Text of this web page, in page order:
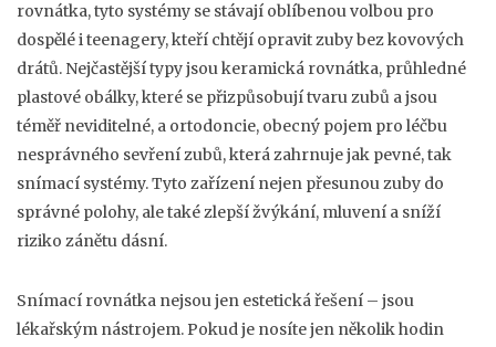
rovnátka, tyto systémy se stávají oblíbenou volbou pro
dospělé i teenagery, kteří chtějí opravit zuby bez kovových
drátů. Nejčastější typy jsoukeramická rovnátka, průhledné
plastové obálky, které se přizpůsobují tvaru zubů a jsou
téměř neviditelné, a ortodoncie, obecný pojem pro léčbu
nesprávného sevření zubů, která zahrnuje jak pevné, tak
snímací systémy. Tyto zařízení nejen přesunou zuby do
správné polohy, ale také zlepší žvýkání, mluvení a sníží
riziko zánětu dásní.
Snímací rovnátka nejsou jen estetická řešení – jsou
lékařským nástrojem. Pokud je nosíte jen několik hodin